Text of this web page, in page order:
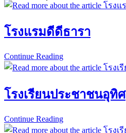
โรงแรมดีดีธารา
Continue Readingโรงแรม
ดี
ธารา
โรงเรียนประชาชนอุทิศ
Continue Readingโรงเรียน